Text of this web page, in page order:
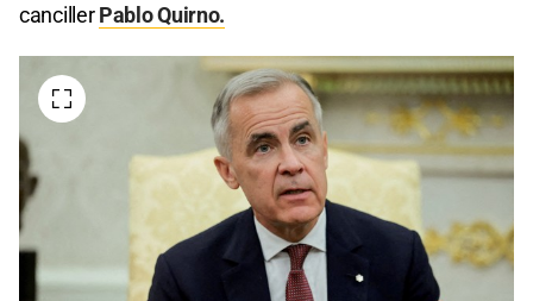
cancillerPablo Quirno.